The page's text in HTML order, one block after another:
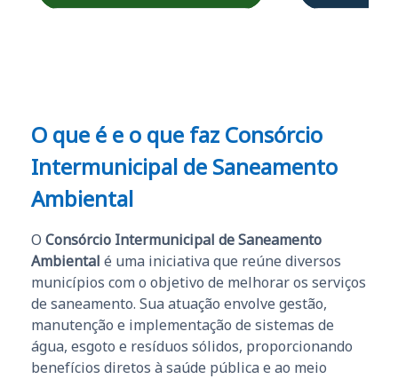
O que é e o que faz Consórcio
Intermunicipal de Saneamento
Ambiental
O Consórcio Intermunicipal de Saneamento
Ambiental é uma iniciativa que reúne diversos
municípios com o objetivo de melhorar os serviços
de saneamento. Sua atuação envolve gestão,
manutenção e implementação de sistemas de
água, esgoto e resíduos sólidos, proporcionando
benefícios diretos à saúde pública e ao meio